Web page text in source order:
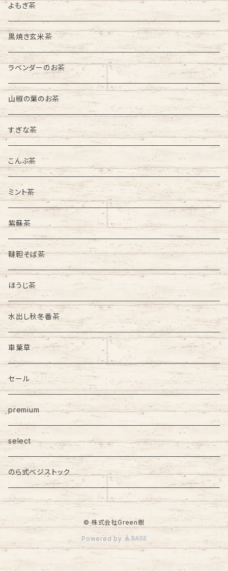
よもぎ茶
黒焼き玄米茶
ラベンダーのお茶
山椒の葉のお茶
すぎな茶
こんぶ茶
ミント茶
紫蘇茶
韃靼そば茶
ほうじ茶
水出し秋冬番茶
車葉草
セール
premium
select
のら式ベジストック
© 株式会社Green樹
Powered by